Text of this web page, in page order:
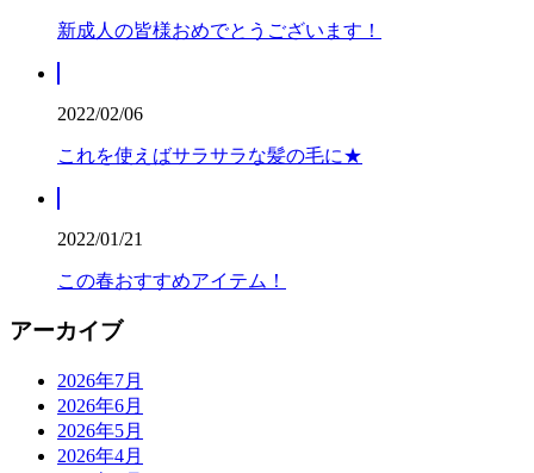
新成人の皆様おめでとうございます！
2022/02/06
これを使えばサラサラな髪の毛に★
2022/01/21
この春おすすめアイテム！
アーカイブ
2026年7月
2026年6月
2026年5月
2026年4月